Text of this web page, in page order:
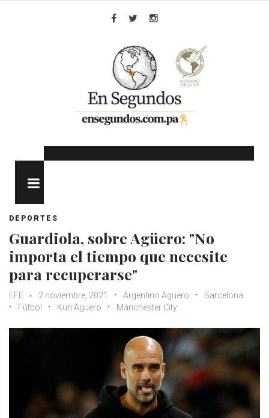
DEPORTES
Guardiola, sobre Agüero: "No
importa el tiempo que necesite
para recuperarse"
EFE 2 noviembre, 2021 Argentino Agüero
Barcelona
Fútbol
Kun Aguero Mánchester City